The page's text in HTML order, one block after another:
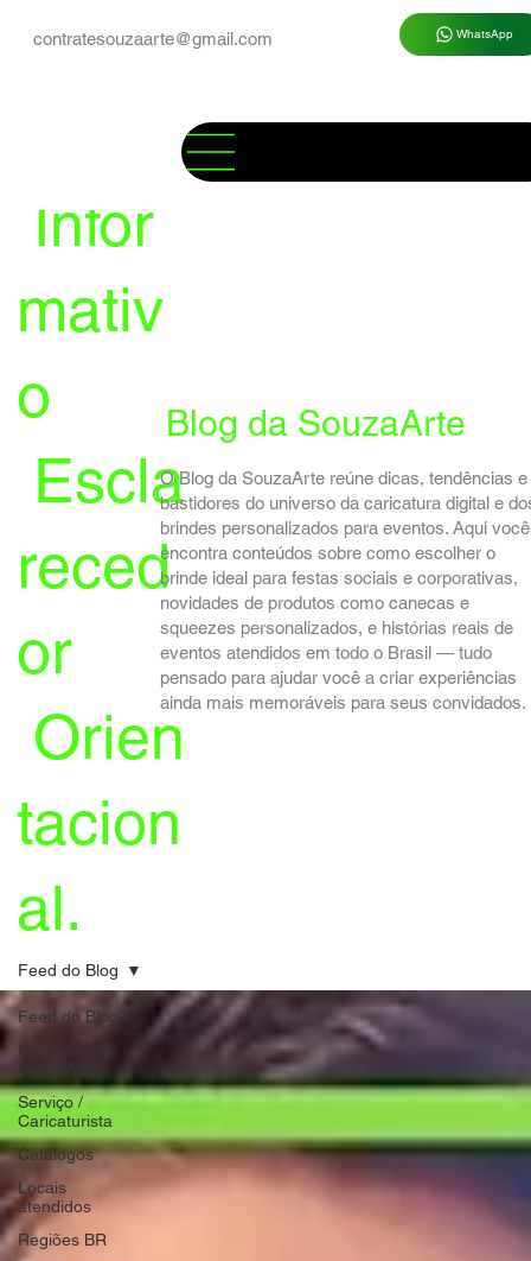
contratesouzaarte@gmail.com WhatsApp
Infor
mativ
o
Escla
reced
or
Orien
tacion
al.
Blog da SouzaArte
O Blog da SouzaArte reúne dicas, tendências e
bastidores do universo da caricatura digital e
brindes personalizados para eventos. Aqui você
encontra conteúdos sobre como escolher o
brinde ideal para festas sociais e corporativas,
novidades de produtos como canecas e
squeezes personalizados, e histórias reais de
eventos atendidos em todo o Brasil — tudo
pensado para ajudar você a criar experiências
ainda mais memoráveis para seus convidados.
Feed do Blog
Caricaturista
Serviço /
Caricaturista
Catálogos
Locais
atendidos
Regiões BR
Feed do Blog